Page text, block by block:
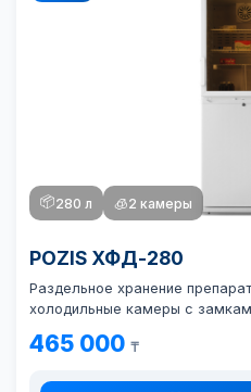
📦280 л 🧊2 камеры
POZIS ХФД-280
Раздельное хранение
холодильные камеры с
465 000 ₸